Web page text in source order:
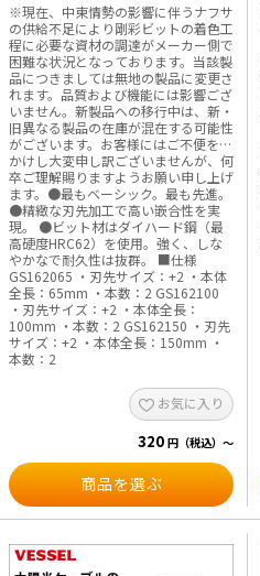
※現在、中東情勢の影響に伴うナフサ
の供給不足により剛彩ビットの着色工
程に必要な資材の調達がメーカー側で
困難な状況となっております。当該製
品につきましては無地の製品に変更さ
れます。品質および機能には影響ござ
いません。新製品への移行中は、新・
旧異なる製品の在庫が混在する可能性
がございます。お客様にはご不便をお
かけし大変申し訳ございませんが、何
卒ご理解賜りますようお願い申し上げ
ます。●最もベーシック。最も先進。
●精緻な刃先加工で高い嵌合性を実
現。 ●ビット材はダイハード鋼（最
高硬度HRC62）を使用。強く、しな
やかなで耐久性は抜群。 ■仕様
GS162065 ・刃先サイズ：+2 ・本体
全長：65mm ・本数：2 GS162100
・刃先サイズ：+2 ・本体全長：
100mm ・本数：2 GS162150 ・刃先
サイズ：+2 ・本体全長：150mm ・
本数：2
お気に入り
320 円（税込）～
商品を選ぶ